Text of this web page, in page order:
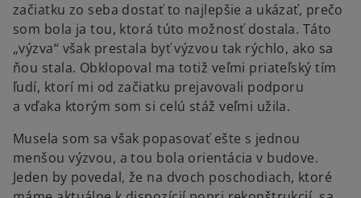
začiatku zo seba dostať to najlepšie a ukázať, prečo
som bola ja tou, ktorá túto možnosť dostala. Táto
„výzva“ však prestala byť výzvou tak rýchlo, ako sa
ňou stala. Obklopoval ma totiž veľmi priateľský tím
ľudí, ktorí mi od začiatku prejavovali podporu
a vďaka ktorým som si celú stáž veľmi užila.
Musela som sa však popasovať ešte s jednou
menšou výzvou, a tou bola orientácia v budove.
Jeden by povedal, že na dvoch poschodiach, ktoré